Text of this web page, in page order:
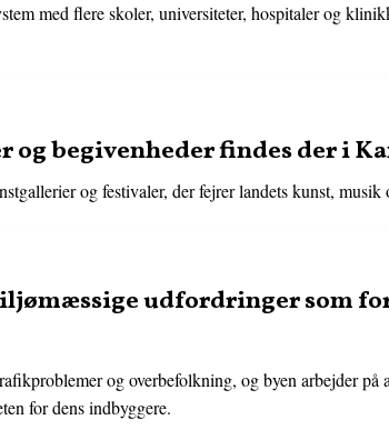
med flere skoler, universiteter, hospitaler og
begivenheder findes der i
og festivaler, der fejrer landets kunst, musik
udfordringer som
og overbefolkning, og byen arbejder på
for dens indbyggere.